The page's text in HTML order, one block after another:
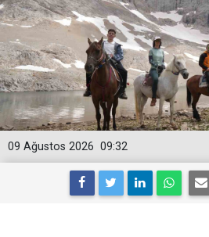
09:32
09 Ağustos 2026